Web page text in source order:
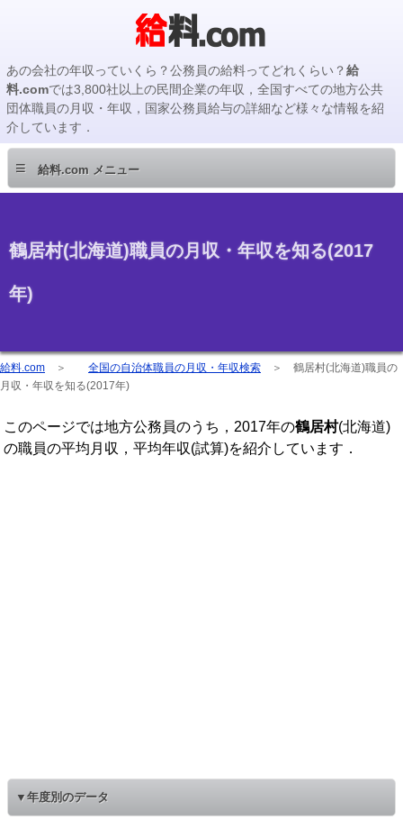
あの会社の年収っていくら？公務員の給料ってどれくらい？給
料.comでは3,800社以上の民間企業の年収，全国すべての地方公共
団体職員の月収・年収，国家公務員給与の詳細など様々な情報を紹
介しています．
≡ 給料.com メニュー
鶴居村(北海道)職員の月収・年収を知る(2017
年)
給料.com ＞ 全国の自治体職員の月収・年収検索 ＞ 鶴居村(北海道)職員の
月収・年収を知る(2017年)
このページでは地方公務員のうち，2017年の鶴居村(北海道)
の職員の平均月収，平均年収(試算)を紹介しています．
▼年度別のデータ